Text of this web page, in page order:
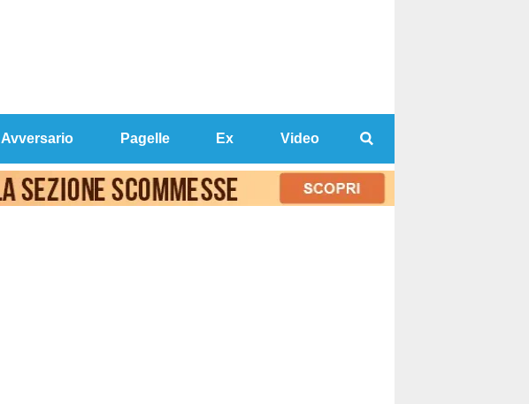
Avversario Pagelle Ex Video